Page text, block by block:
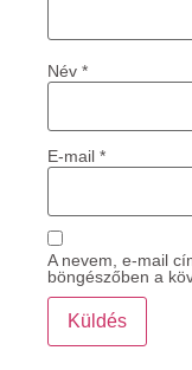
Név *
E-mail *
A nevem, e-mail
böngészőben a